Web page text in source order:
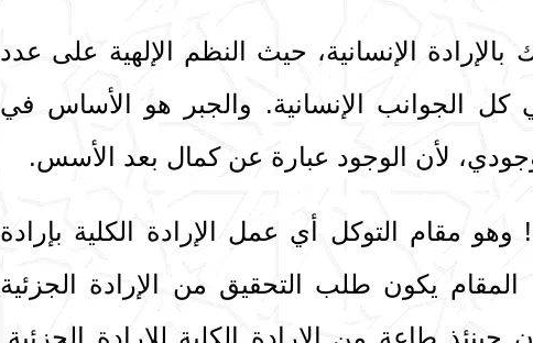
الإنسانية، حيث النظم الإلهية على عدد
كل الجوانب الإنسانية. والجبر هو الأساس في
لأن الوجود عبارة عن كمال بعد الأسس.
وهو مقام التوكل أي عمل الإرادة الكلية بإرادة
المقام يكون طلب التحقيق من الإرادة الجزئية